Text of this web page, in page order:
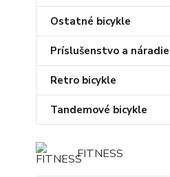
Ostatné bicykle
Príslušenstvo a náradie
Retro bicykle
Tandemové bicykle
FITNESS